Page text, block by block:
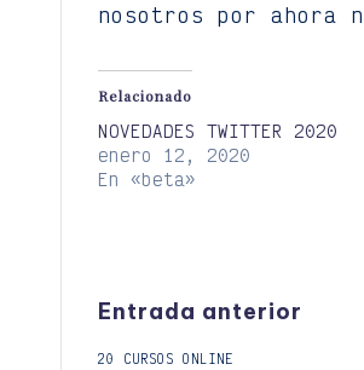
nosotros por ahora
Relacionado
NOVEDADES TWITTER 2020
enero 12, 2020
En «beta»
Navegación
Entrada anterior
20 CURSOS ONLINE